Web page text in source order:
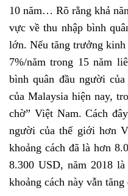
10 năm… Rõ rằng khả
vực về thu nhập bình
lớn. Nếu tăng trưởng
7%/năm trong 15 năm
bình quân đầu người
của Malaysia hiện nay,
chờ” Việt Nam. Cách
người của thế giới hơn
khoảng cách đã là hơn
8.300 USD, năm 2018
khoảng cách này vẫn tăng